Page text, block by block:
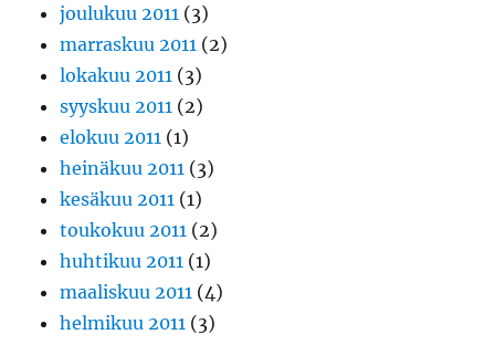
joulukuu 2011 (3)
marraskuu 2011 (2)
lokakuu 2011 (3)
syyskuu 2011 (2)
elokuu 2011 (1)
heinäkuu 2011 (3)
kesäkuu 2011 (1)
toukokuu 2011 (2)
huhtikuu 2011 (1)
maaliskuu 2011 (4)
helmikuu 2011 (3)